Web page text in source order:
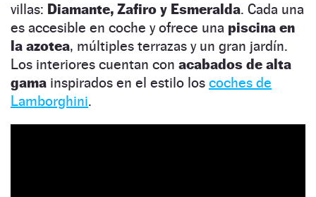
villas: Diamante, Zafiro y Esmeralda. Cada una
es accesible en coche y ofrece una piscina en
la azotea, múltiples terrazas y un gran jardín.
Los interiores cuentan con acabados de alta
gama inspirados en el estilo los coches de
Lamborghini.